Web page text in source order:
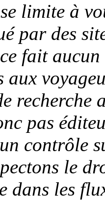
limite à
par des
fait
recherche
pas
contrôle
le
dans les